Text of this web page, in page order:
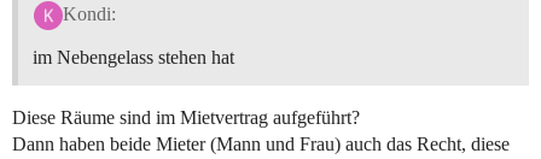
Kondi:
im Nebengelass stehen hat
Diese Räume sind im Mietvertrag aufgeführt?
Dann haben beide Mieter (Mann und Frau) auch das Recht, diese